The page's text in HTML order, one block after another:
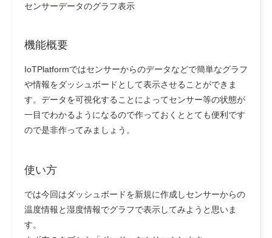
センサーデータのグラフ表示
機能概要
IoTPlatformではセンサーからのデータなどで簡単なグラフ
や情報をダッシュボードとして表示させることができま
す。データを可視化することによってセンサー等の状態が
一目でわかるようになるので作っておくととても便利です
ので是非作ってみましょう。
使い方
では今回はダッシュボードを新規に作成しセンサーからの
温度情報と湿度情報でグラフで表示してみようと思いま
す。